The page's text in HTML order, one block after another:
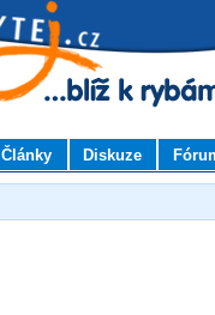
Články Diskuze